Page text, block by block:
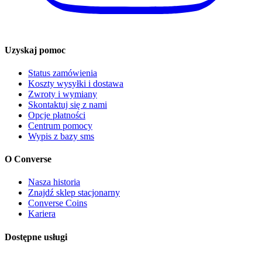
Uzyskaj pomoc
Status zamówienia
Koszty wysyłki i dostawa
Zwroty i wymiany
Skontaktuj się z nami
Opcje płatności
Centrum pomocy
Wypis z bazy sms
O Converse
Nasza historia
Znajdź sklep stacjonarny
Converse Coins
Kariera
Dostępne usługi